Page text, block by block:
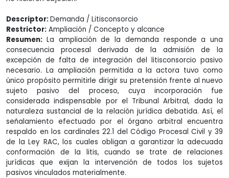
Descriptor:Demanda / Litisconsorcio
Restrictor: Ampliación / Concepto y alcance
Resumen: La ampliación de la demanda responde a una
consecuencia procesal derivada de la admisión de la
excepción de falta de integración del litisconsorcio pasivo
necesario. La ampliación permitida a la actora tuvo como
único propósito permitirle dirigir su pretensión frente al nuevo
sujeto pasivo del proceso, cuya incorporación fue
considerada indispensable por el Tribunal Arbitral, dada la
naturaleza sustancial de la relación jurídica debatida. Así, el
señalamiento efectuado por el órgano arbitral encuentra
respaldo en los cardinales 22.1 del Código Procesal Civil y 39
de la Ley RAC, los cuales obligan a garantizar la adecuada
conformación de la litis, cuando se trate de relaciones
jurídicas que exijan la intervención de todos los sujetos
pasivos vinculados materialmente.